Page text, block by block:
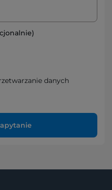
danych